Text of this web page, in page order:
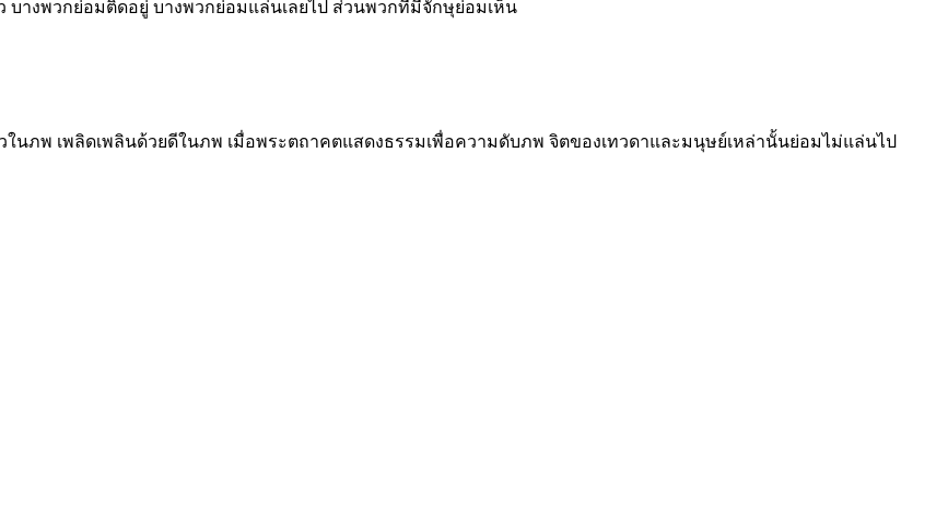
างพวกย่อมติดอยู่ บางพวกย่อมแล่นเลยไป ส่วนพวกที่มีจักษุย่อมเห็น
ภพ เพลิดเพลินด้วยดีในภพ เมื่อพระตถาคตแสดงธรรมเพื่อความดับภพ จิตของเทวดาและมนุษย์เหล่านั้นย่อมไม่แล่นไป